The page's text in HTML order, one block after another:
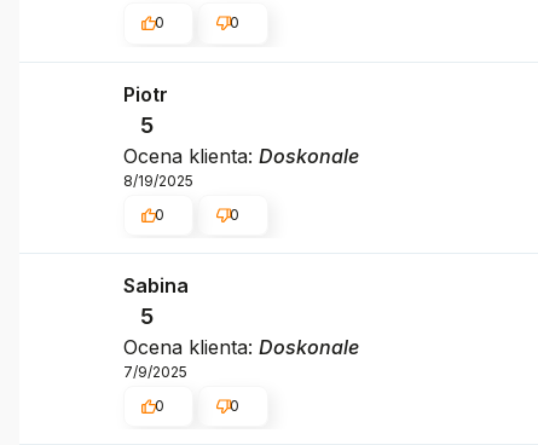
0
0
Piotr
5
Ocena klienta: Doskonale
8/19/2025
0
0
Sabina
5
Ocena klienta: Doskonale
7/9/2025
0
0